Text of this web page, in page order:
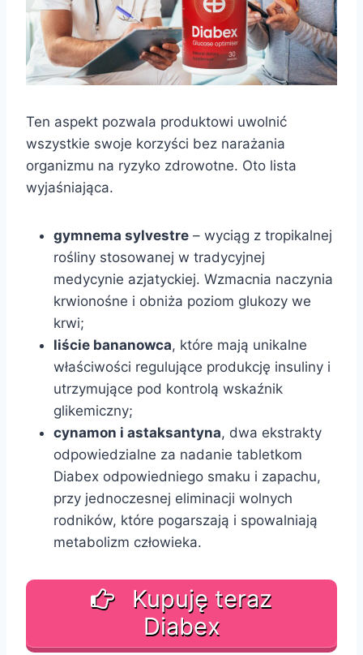
Ten aspekt pozwala produktowi uwolnić
wszystkie swoje korzyści bez narażania
organizmu na ryzyko zdrowotne. Oto lista
wyjaśniająca.
gymnema sylvestre – wyciąg z tropikalnej
rośliny stosowanej w tradycyjnej
medycynie azjatyckiej. Wzmacnia naczynia
krwionośne i obniża poziom glukozy we
krwi;
liście bananowca, które mają unikalne
właściwości regulujące produkcję insuliny i
utrzymujące pod kontrolą wskaźnik
glikemiczny;
cynamon i astaksantyna, dwa ekstrakty
odpowiedzialne za nadanie tabletkom
Diabex odpowiedniego smaku i zapachu,
przy jednoczesnej eliminacji wolnych
rodników, które pogarszają i spowalniają
metabolizm człowieka.
Kupuję teraz
Diabex